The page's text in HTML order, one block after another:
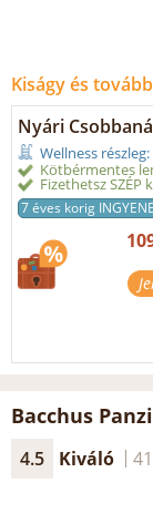
Kiságy és
Nyári
Wellness
Kötbérmentes
Fizethetsz SZÉP
7 éves korig
Bacchus
4.5 Kiváló